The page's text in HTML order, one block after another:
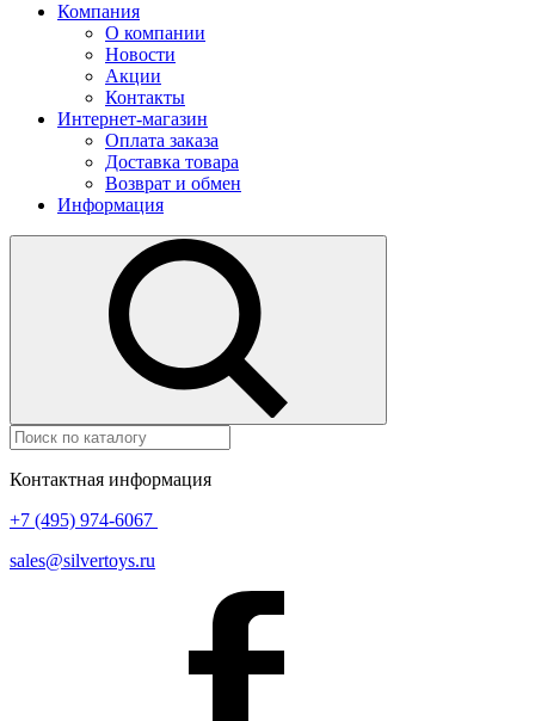
Компания
О компании
Новости
Акции
Контакты
Интернет-магазин
Оплата заказа
Доставка товара
Возврат и обмен
Информация
Контактная информация
+7 (495) 974-6067
sales@silvertoys.ru